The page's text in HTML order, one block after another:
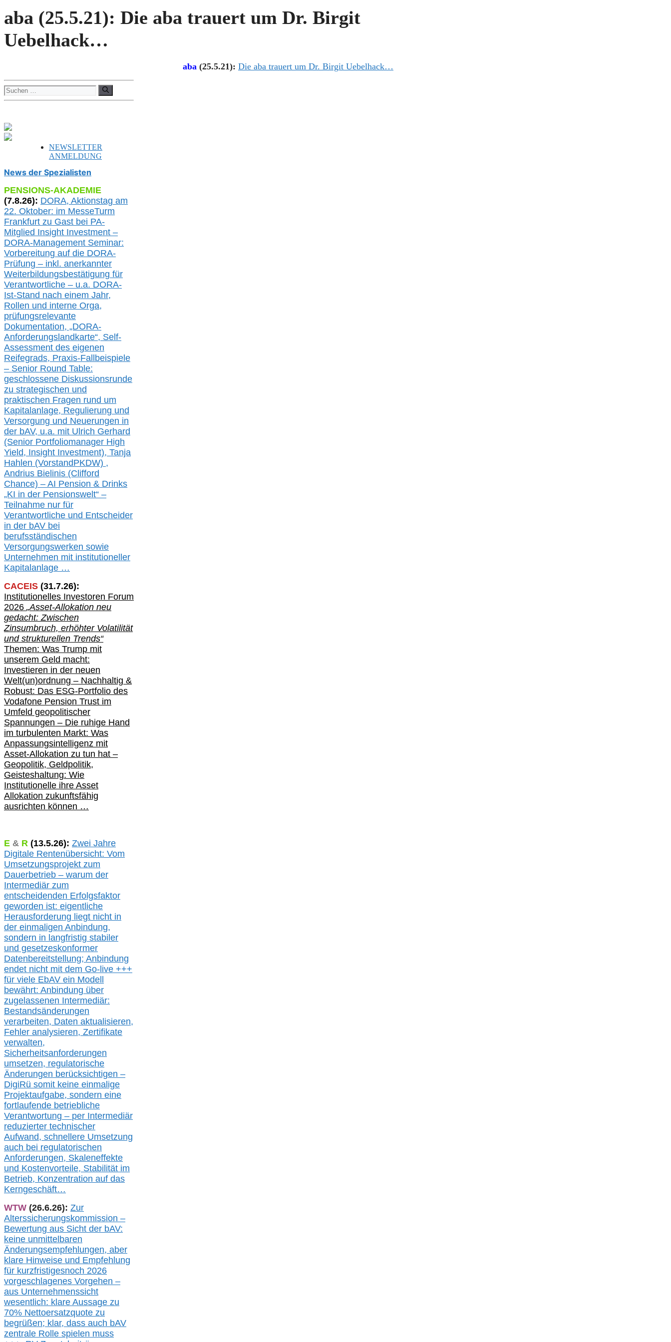
aba (25.5.21): Die aba trauert um Dr. Birgit
Uebelhack…
aba (25.5.21): Die aba trauert um Dr. Birgit Uebelhack…
Suchen
nach:
NEWSLETTER
ANMELDUNG
News der Spezialisten
PENSIONS-AKADEMIE
(7.8.26): DORA, Aktionstag am
22. Oktober: im MesseTurm
Frankfurt zu Gast bei PA-
Mitglied Insight Investment –
DORA-Management Seminar:
Vorbereitung auf die DORA-
Prüfung – inkl. anerkannter
Weiterbildungsbestätigung für
Verantwortliche – u.a. DORA-
Ist-Stand nach einem Jahr,
Rollen und interne Orga,
prüfungsrelevante
Dokumentation, „DORA-
Anforderungslandkarte“, Self-
Assessment des eigenen
Reifegrads, Praxis-Fallbeispiele
– Senior Round Table:
geschlossene Diskussionsrunde
zu strategischen und
praktischen Fragen rund um
Kapitalanlage, Regulierung und
Versorgung und Neuerungen in
der bAV, u.a. mit Ulrich Gerhard
(Senior Portfoliomanager High
Yield, Insight Investment), Tanja
Hahlen (VorstandPKDW) ,
Andrius Bielinis (Clifford
Chance) – AI Pension & Drinks
„KI in der Pensionswelt“ –
Teilnahme nur für
Verantwortliche und Entscheider
in der bAV bei
berufsständischen
Versorgungswerken sowie
Unternehmen mit institutioneller
Kapitalanlage …
CACEIS (31.7.26):
Institutionelles Investoren Forum
2026 „Asset-Allokation neu
gedacht: Zwischen
Zinsumbruch, erhöhter Volatilität
und strukturellen Trends“
Themen: Was Trump mit
unserem Geld macht:
Investieren in der neuen
Welt(un)ordnung – Nachhaltig &
Robust: Das ESG-Portfolio des
Vodafone Pension Trust im
Umfeld geopolitischer
Spannungen – Die ruhige Hand
im turbulenten Markt: Was
Anpassungsintelligenz mit
Asset-Allokation zu tun hat –
Geopolitik, Geldpolitik,
Geisteshaltung: Wie
Institutionelle ihre Asset
Allokation zukunftsfähig
ausrichten können …
E & R (13.5.26): Zwei Jahre
Digitale Rentenübersicht: Vom
Umsetzungsprojekt zum
Dauerbetrieb – warum der
Intermediär zum
entscheidenden Erfolgsfaktor
geworden ist: eigentliche
Herausforderung liegt nicht in
der einmaligen Anbindung,
sondern in langfristig stabiler
und gesetzeskonformer
Datenbereitstellung; Anbindung
endet nicht mit dem Go-live +++
für viele EbAV ein Modell
bewährt: Anbindung über
zugelassenen Intermediär:
Bestandsänderungen
verarbeiten, Daten aktualisieren,
Fehler analysieren, Zertifikate
verwalten,
Sicherheitsanforderungen
umsetzen, regulatorische
Änderungen berücksichtigen –
DigiRü somit keine einmalige
Projektaufgabe, sondern eine
fortlaufende betriebliche
Verantwortung – per Intermediär
reduzierter technischer
Aufwand, schnellere Umsetzung
auch bei regulatorischen
Anforderungen, Skaleneffekte
und Kostenvorteile, Stabilität im
Betrieb, Konzentration auf das
Kerngeschäft…
WTW (26.6.26): Zur
Alterssicherungskommission –
Bewertung aus Sicht der bAV:
keine unmittelbaren
Änderungsempfehlungen, aber
klare Hinweise und Empfehlung
für kurzfristigesnoch 2026
vorgeschlagenes Vorgehen –
aus Unternehmenssicht
wesentlich: klare Aussage zu
70% Nettoersatzquote zu
begrüßen; klar, dass auch bAV
zentrale Rolle spielen muss